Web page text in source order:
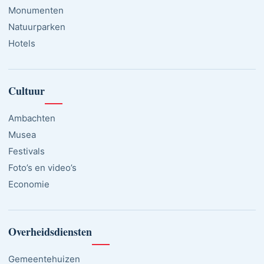
Monumenten
Natuurparken
Hotels
Cultuur
Ambachten
Musea
Festivals
Foto’s en video’s
Economie
Overheidsdiensten
Gemeentehuizen